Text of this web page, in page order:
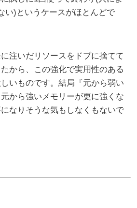
い)というケースがほとんどで
注いだリソースをドブに捨てて
から、この強化で実用性のある
いものです。結局『元から弱い
から強いメモリーが更に強くな
なりそうな気もしなくもないで